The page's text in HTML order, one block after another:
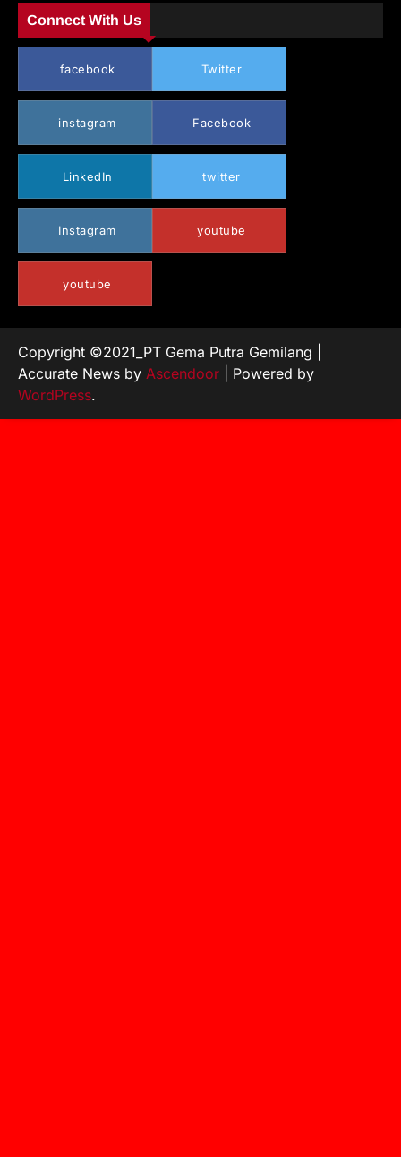
Connect With Us
facebook Twitter
instagram Facebook
LinkedIn twitter
Instagram youtube
youtube
Copyright ©2021_PT Gema Putra Gemilang |
Accurate News by Ascendoor | Powered by
WordPress.